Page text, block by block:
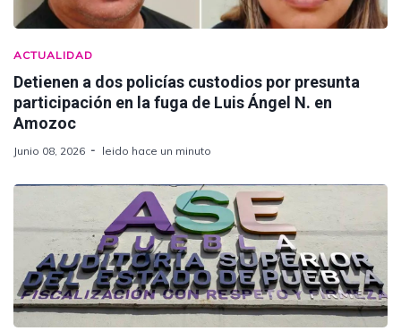
ACTUALIDAD
Detienen a dos policías custodios por presunta
participación en la fuga de Luis Ángel N. en
Amozoc
Junio 08, 2026 leido hace un minuto